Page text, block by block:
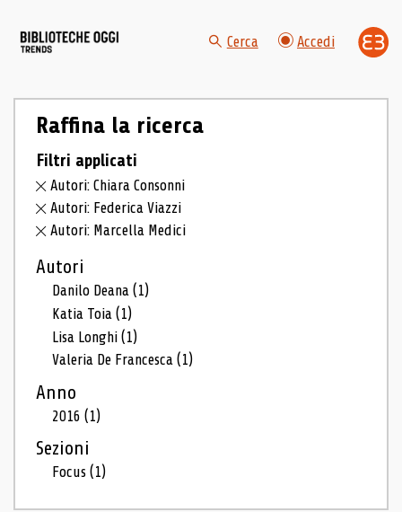
Cerca Accedi
Raffina la ricerca
Filtri applicati
Autori: Chiara Consonni
Autori: Federica Viazzi
Autori: Marcella Medici
Autori
Danilo Deana(1)
Katia Toia(1)
Lisa Longhi(1)
Valeria De Francesca(1)
Anno
2016(1)
Sezioni
Focus(1)